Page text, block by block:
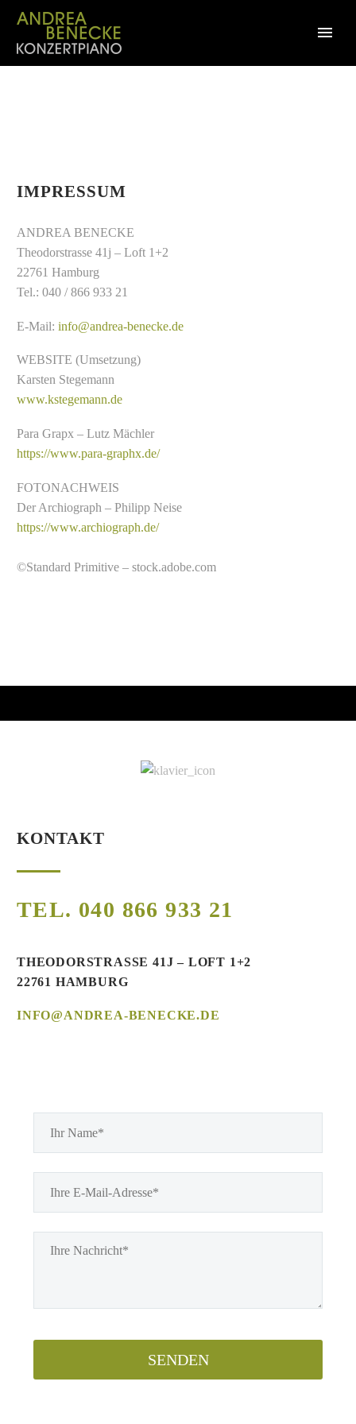
IMPRESSUM
ANDREA BENECKE
Theodorstrasse 41j – Loft 1+2
22761 Hamburg
Tel.: 040 / 866 933 21
E-Mail: info@andrea-benecke.de
WEBSITE (Umsetzung)
Karsten Stegemann
www.kstegemann.de
Para Grapx – Lutz Mächler
https://www.para-graphx.de/
FOTONACHWEIS
Der Archiograph – Philipp Neise
https://www.archiograph.de/
©Standard Primitive – stock.adobe.com
KONTAKT
TEL. 040 866 933 21
THEODORSTRASSE 41J – LOFT 1+2
22761 HAMBURG
INFO@ANDREA-BENECKE.DE